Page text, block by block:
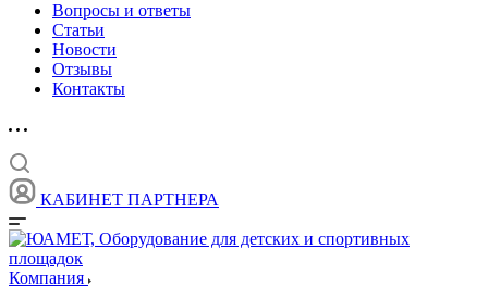
Вопросы и ответы
Статьи
Новости
Отзывы
Контакты
КАБИНЕТ ПАРТНЕРА
Компания